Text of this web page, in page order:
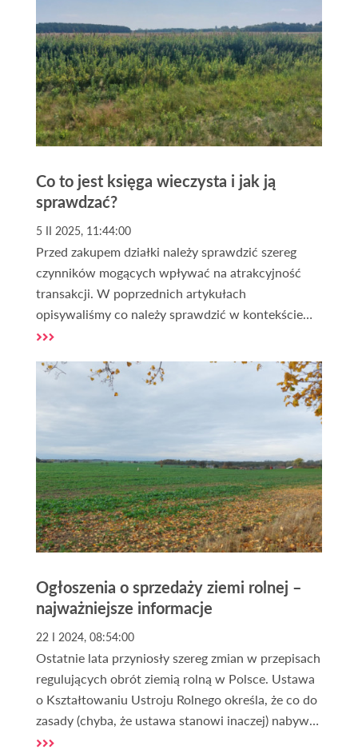
wciąż warto interesować się tym segmentem
rynku?
Co to jest księga wieczysta i jak ją
sprawdzać?
5 II 2025, 11:44:00
Przed zakupem działki należy sprawdzić szereg
czynników mogących wpływać na atrakcyjność
transakcji. W poprzednich artykułach
opisywaliśmy co należy sprawdzić w kontekście
zakupu działki. Jednym ze źródeł informacji o
obligatoryjnie sprawdzić jest księga wieczysta. Ale
co to właściwie jest księga wieczysta i jak ją
Ogłoszenia o sprzedaży ziemi rolnej –
najważniejsze informacje
22 I 2024, 08:54:00
Ostatnie lata przyniosły szereg zmian w przepisach
regulujących obrót ziemią rolną w Polsce. Ustawa
o Kształtowaniu Ustroju Rolnego określa, że co do
zasady (chyba, że ustawa stanowi inaczej) nabywcą
nieruchomości rolnej może być wyłącznie rolnik